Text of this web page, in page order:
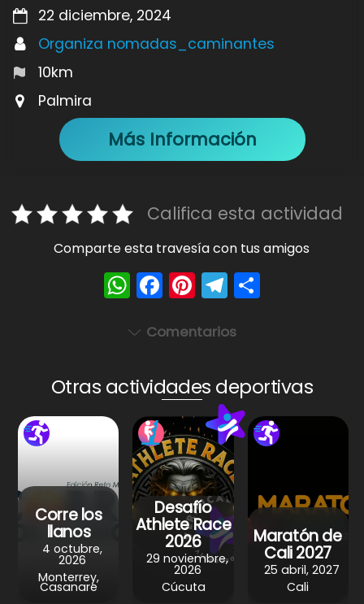
22 diciembre, 2024
Organiza nomadas_caminantes
10km
Palmira
Más Información
Califica esta actividad
Comparte esta travesía con tus amigos
W
h
a
A
p
p
F
a
c
b
o
o
k
Pi
nt
er
st
T
el
e
a
m
Comentarios
Otras actividades deportivas
Corre los
llanos
4 octubre,
2026
Monterrey,
Casanare
Desafío
Athlete Race
2026
29 noviembre,
2026
Cúcuta
Maratón de
Cali 2027
25 abril, 2027
Cali